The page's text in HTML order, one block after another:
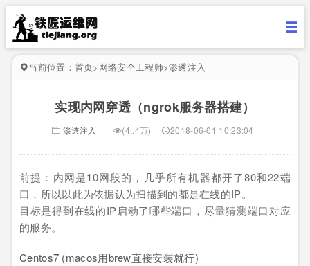
当前位置： 首页> 网络安全工程师>渗透注入
实现内网穿透（ngrok服务器搭建）
渗透注入 (4..4万) 2018-06-01 10:23:04
前提：内网是10网段的，几乎所有机器都开了80和22端
口，所以以此为依据认为扫描到的都是在线的IP。
目标是得到在线的IP启动了哪些端口，尽量猜测端口对应
的服务。
Centos7 (macos用brew直接安装就行)